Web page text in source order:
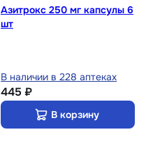
Азитрокс 250 мг капсулы 6
шт
В наличии в 228 аптеках
445 ₽
В корзину